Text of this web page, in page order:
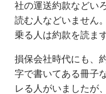
社の運送約款などい
読む人などいません
乗る人は約款を読ま
損保会社時代にも、
字で書いてある冊子
レる人がいましたが